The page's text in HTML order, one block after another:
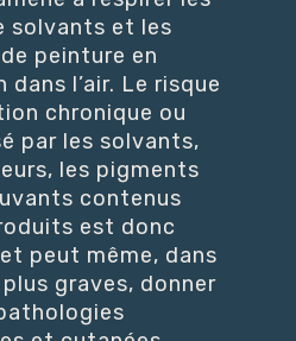
solvants et les
peinture en
dans l’air. Le risque
chronique ou
par les solvants,
les pigments
contenus
est donc
peut même, dans
graves, donner